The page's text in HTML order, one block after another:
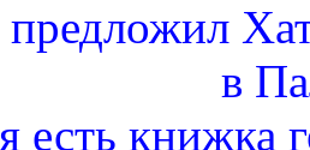
в
есть книжка